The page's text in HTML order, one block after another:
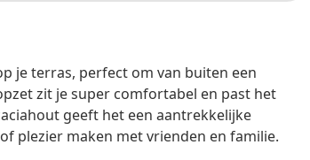
je terras, perfect om van buiten een
zit je super comfortabel en past het
geeft het een aantrekkelijke
plezier maken met vrienden en familie.